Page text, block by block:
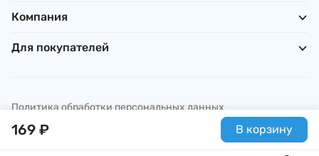
169 ₽ В корзину
Компания
Для покупателей
Политика обработки персональных данных